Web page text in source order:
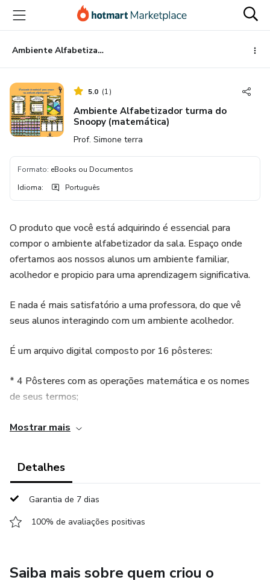
para
conteúdo
principal
para
pagamento
para
rodapé
Ambiente Alfabetizador turma do Snoopy (matemática)
5.0 (1)
Ambiente Alfabetizador turma do
Snoopy (matemática)
Prof. Simone terra
Formato: eBooks ou Documentos
Idioma: Português
O produto que você está adquirindo é essencial para
compor o ambiente alfabetizador da sala. Espaço onde
ofertamos aos nossos alunos um ambiente familiar,
acolhedor e propicio para uma aprendizagem significativa.
E nada é mais satisfatório a uma professora, do que vê
seus alunos interagindo com um ambiente acolhedor.
É um arquivo digital composto por 16 pôsteres:
* 4 Pôsteres com as operações matemática e os nomes
de seus termos;
* 4 Pôsteres com as ideias das operações matemáticas;
100 na sequência e 100 a 1000 não sequenciado, todos
* 1 Pôster com o quadro de valor de lugar;
Mostrar mais
Detalhes
Garantia de 7 dias
100% de avaliações positivas
Saiba mais sobre quem criou o